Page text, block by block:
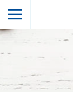
content